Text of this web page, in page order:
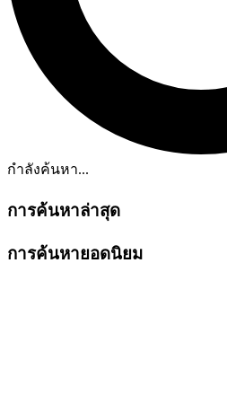
กำลังค้นหา...
การค้นหาล่าสุด
การค้นหายอดนิยม